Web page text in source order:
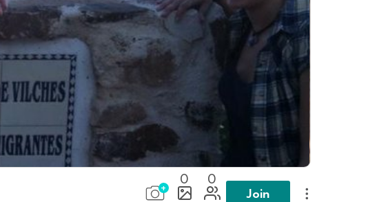
0 0
Join